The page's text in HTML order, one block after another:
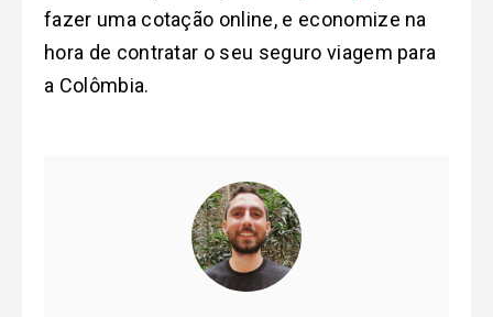
fazer uma cotação online, e economize na
hora de contratar o seu seguro viagem para
a Colômbia.